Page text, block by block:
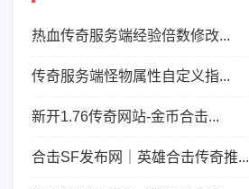
热血传奇服务端经验倍数修改...
传奇服务端怪物属性自定义指...
新开1.76传奇网站-金币合击...
合击SF发布网｜英雄合击传奇推...